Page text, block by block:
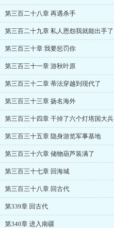
第三百二十八章 再遇杀手
第三百二十九章 私人恩怨我就能出手了
第三百三十章 我要惩罚你
第三百三十一章 游秋叶原
第三百三十二章 蒂法穿越到现代了
第三百三十三章 扬名海外
第三百三十四章 干掉了六个灯塔国大兵
第三百三十五章 隐身游览军事基地
第三百三十六章 储物葫芦装满了
第三百三十七章 回海城
第三百三十八章 回古代
第339章 回古代
第340章 进入南疆